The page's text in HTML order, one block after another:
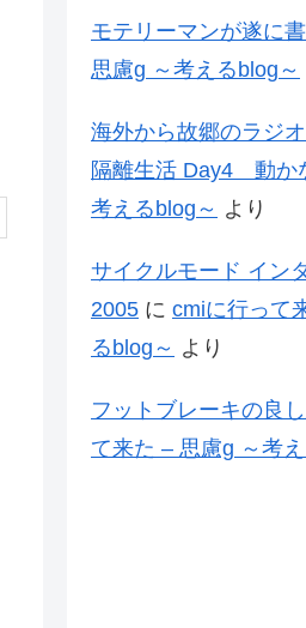
モテリーマンが遂に
思慮g ～考えるblog～
海外から故郷のラジ
隔離生活 Day4 動か
考えるblog～ より
サイクルモード イン
2005 に cmiに行って
るblog～ より
フットブレーキの良
て来た – 思慮g ～考